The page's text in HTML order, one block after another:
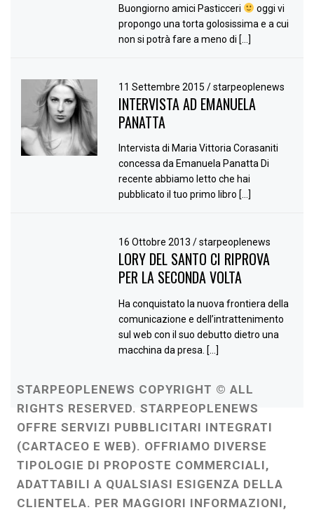
Buongiorno amici Pasticceri
oggi vi
propongo una torta golosissima e a cui
non si potrà fare a meno di […]
11 Settembre 2015/ starpeoplenews
INTERVISTA AD EMANUELA
PANATTA
Intervista di Maria Vittoria Corasaniti
concessa da Emanuela Panatta Di
recente abbiamo letto che hai
pubblicato il tuo primo libro […]
16 Ottobre 2013/ starpeoplenews
LORY DEL SANTO CI RIPROVA
PER LA SECONDA VOLTA
Ha conquistato la nuova frontiera della
comunicazione e dell’intrattenimento
sul web con il suo debutto dietro una
macchina da presa. […]
STARPEOPLENEWS COPYRIGHT © ALL
RIGHTS RESERVED. STARPEOPLENEWS
OFFRE SERVIZI PUBBLICITARI INTEGRATI
(CARTACEO E WEB). OFFRIAMO DIVERSE
TIPOLOGIE DI PROPOSTE COMMERCIALI,
ADATTABILI A QUALSIASI ESIGENZA DELLA
CLIENTELA. PER MAGGIORI INFORMAZIONI,